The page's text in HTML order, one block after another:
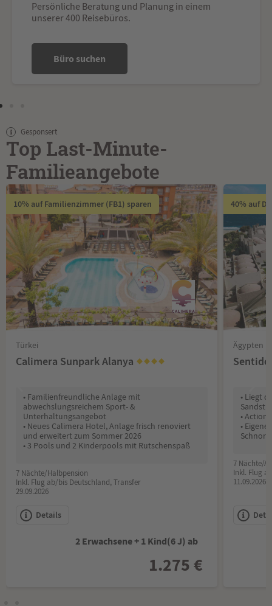
Persönliche Beratung und Planung in einem
unserer 400 Reisebüros.
Büro suchen
Gesponsert
Top Last-Minute-
Familieangebote
10% auf Familienzimmer (FB1) sparen
Türkei
Calimera Sunpark Alanya
• Familienfreundliche Anlage mit
abwechslungsreichem Sport- &
Unterhaltungsangebot
• Neues Calimera Hotel, Anlage frisch renoviert
und erweitert zum Sommer 2026
• 3 Pools und 2 Kinderpools mit Rutschenspaß
7 Nächte/Halbpension
Inkl. Flug ab/bis Deutschland, Transfer
29.09.2026
Details
2 Erwachsene + 1 Kind(6 J) ab
1.275 €
40% auf
Ägypten
• Liegt
•
•
7 Nächte/
Inkl. Flug
11.09.2026